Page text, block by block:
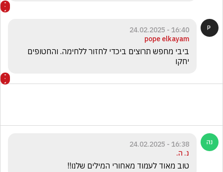
16:40 - 24.02.2025
pope elkayam
יחקו
16:38 - 24.02.2025
נ. ה.
טוב מאוד לעמוד מאחורי המילים שלנו!!